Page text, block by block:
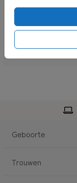
Geboorte
Trouwen